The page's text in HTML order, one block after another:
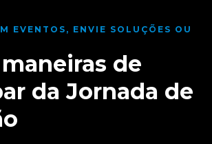
EVENTOS, ENVIE SOLUÇÕES OU
de
da Jornada de